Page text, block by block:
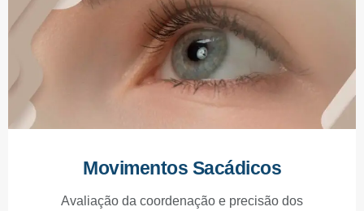
Movimentos Sacádicos
Avaliação da coordenação e precisão dos